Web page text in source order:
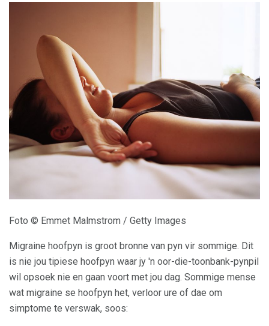
Foto © Emmet Malmstrom / Getty Images
Migraine hoofpyn is groot bronne van pyn vir sommige. Dit
is nie jou tipiese hoofpyn waar jy 'n oor-die-toonbank-pynpil
wil opsoek nie en gaan voort met jou dag. Sommige mense
wat migraine se hoofpyn het, verloor ure of dae om
simptome te verswak, soos: